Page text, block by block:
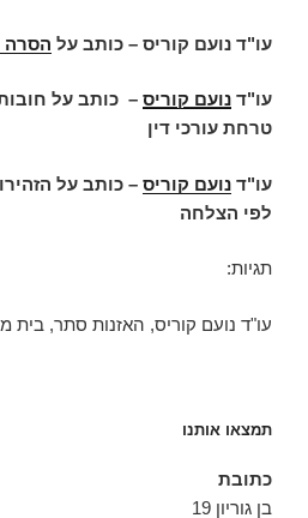
עו"ד נועם קוריס – כותב על הסרה
עו"ד נועם קוריס – כותב על
טרחת עורכי דין
עו"ד נועם קוריס – כותב על
לפי הצלחה
תגיות:
עו"ד נועם קוריס, האזנות סתר,
תמצאו אותנו
כתובת
בן גוריון 19